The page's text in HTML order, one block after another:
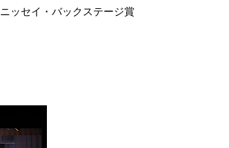
ニッセイ・バックステージ賞